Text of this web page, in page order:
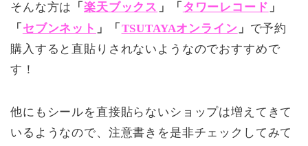
そんな方は 「楽天ブックス 」「 タワーレコード 」
「 セブンネット 」「 TSUTAYAオンライン 」 で予約
購入すると直貼りされないようなのでおすすめで
す！
他にもシールを直接貼らないショップは増えてきて
いるようなので、注意書きを是非チェックしてみて